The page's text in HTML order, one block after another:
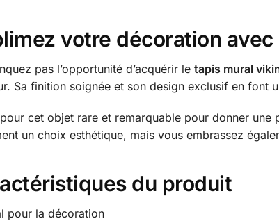
votre décoration
pas l’opportunité d’acquérir le tapis mural
Sa finition soignée et son design exclusif en font
cet objet rare et remarquable pour donner
un choix esthétique, mais vous embrassez
du produit
pour la décoration